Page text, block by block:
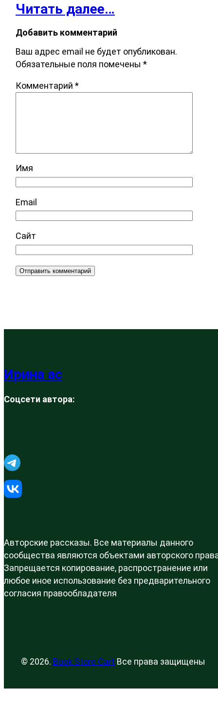
Читать далее…
Добавить комментарий
Ваш адрес email не будет опубликован.
Обязательные поля помечены *
Комментарий *
Имя
Email
Сайт
Ирина ас
Соцсети автора:
Авторские рассказы. Все материалы данного
сообщества являются объектами авторского
Запрещается копирование, распространение или
любое иное использование без предварительного
согласия правообладателя
© 2026. Book Store Cart Все права защищены